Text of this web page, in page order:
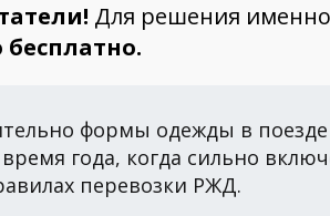
Для решения
бесплатно.
формы одежды в поезде
года, когда сильно
перевозки РЖД.